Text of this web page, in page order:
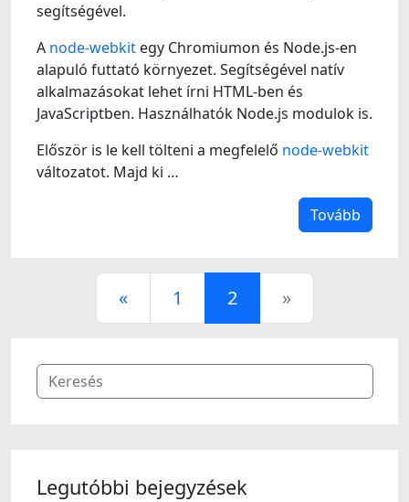
segítségével.
A node-webkit egy Chromiumon és Node.js-en
alapuló futtató környezet. Segítségével natív
alkalmazásokat lehet írni HTML-ben és
JavaScriptben. Használhatók Node.js modulok is.
Először is le kell tölteni a megfelelő node-webkit
változatot. Majd ki …
Tovább
« 1 2 »
Legutóbbi bejegyzések